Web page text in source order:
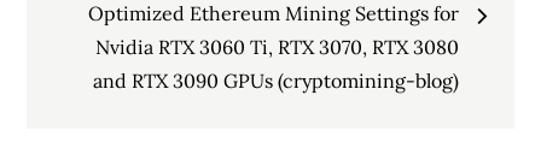
Optimized Ethereum Mining Settings for
Nvidia RTX 3060 Ti, RTX 3070, RTX 3080
and RTX 3090 GPUs (cryptomining-blog)